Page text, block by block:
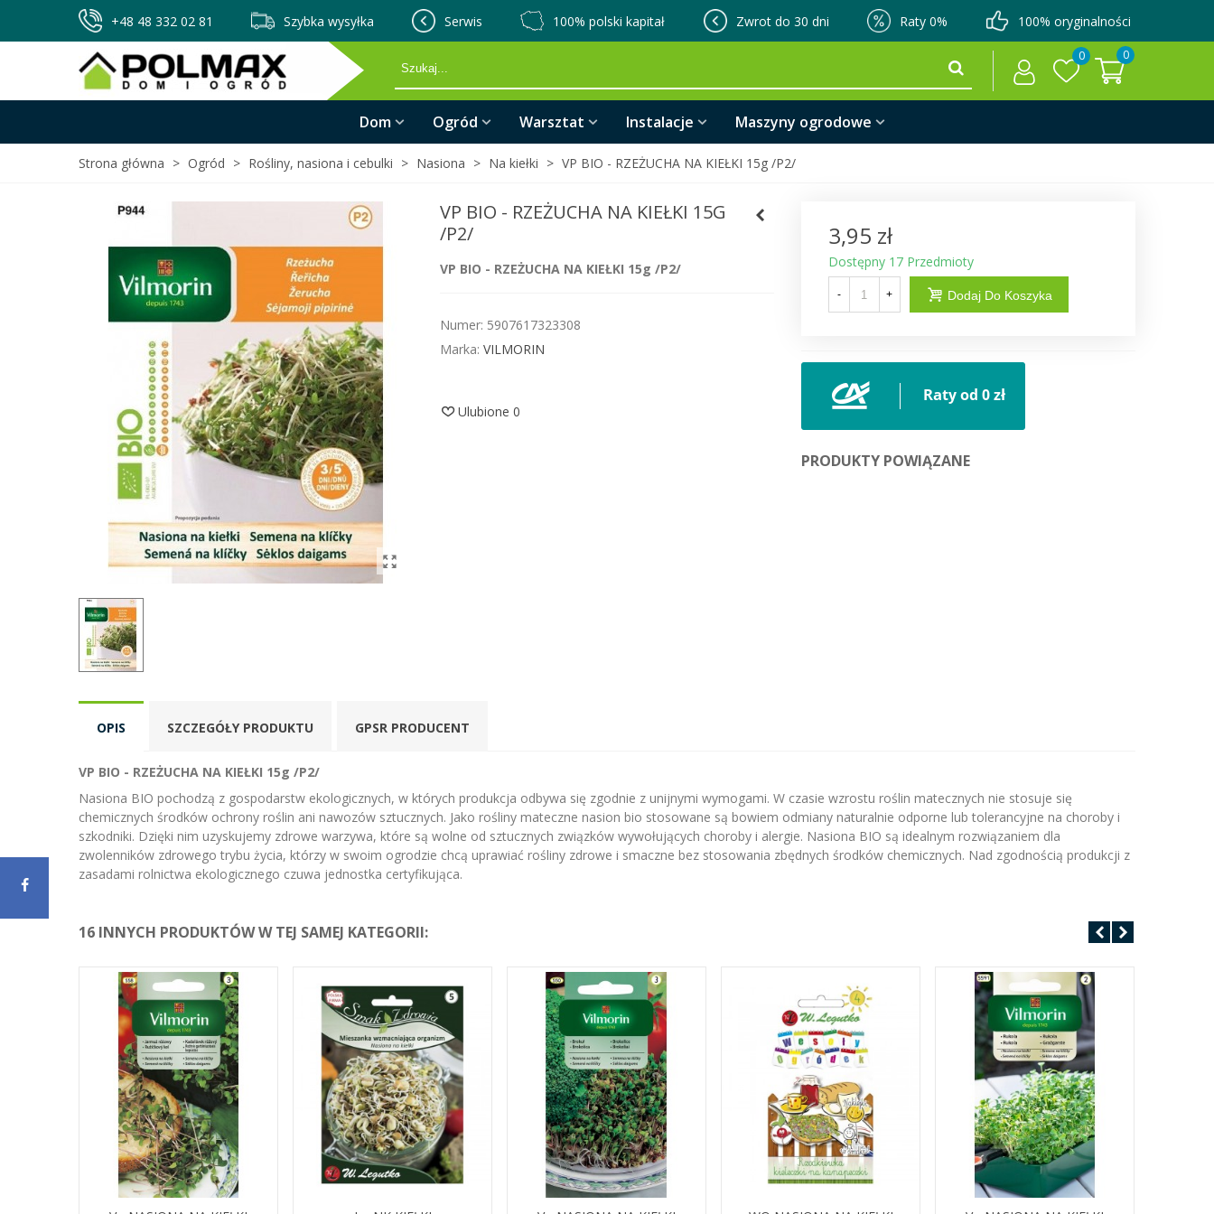
+48 48 332 02 81 Szybka wysyłka Serwis 100% polski kapitał Zwrot do 30 dni Raty 0% 100% oryginalności
0 0
Dom Ogród Warsztat Instalacje Maszyny ogrodowe
Strona główna > Ogród > Rośliny, nasiona i cebulki > Nasiona > Na kiełki > VP BIO - RZEŻUCHA NA KIEŁKI 15g /P2/
VP BIO - RZEŻUCHA NA KIEŁKI 15G
/P2/
VP BIO - RZEŻUCHA NA KIEŁKI 15g /P2/
Numer: 5907617323308
Marka: VILMORIN
Ulubione 0
3,95 zł
Dostępny 17 Przedmioty
- + Dodaj Do Koszyka
PRODUKTY POWIĄZANE
OPIS SZCZEGÓŁY PRODUKTU GPSR PRODUCENT
VP BIO - RZEŻUCHA NA KIEŁKI 15g /P2/
Nasiona BIO pochodzą z gospodarstw ekologicznych, w których produkcja odbywa się zgodnie z unijnymi wymogami. W czasie wzrostu roślin matecznych nie stosuje się
chemicznych środków ochrony roślin ani nawozów sztucznych. Jako rośliny mateczne nasion bio stosowane są bowiem odmiany naturalnie odporne lub tolerancyjne na choroby i
szkodniki. Dzięki nim uzyskujemy zdrowe warzywa, które są wolne od sztucznych związków wywołujących choroby i alergie. Nasiona BIO są idealnym rozwiązaniem dla
zwolenników zdrowego trybu życia, którzy w swoim ogrodzie chcą uprawiać rośliny zdrowe i smaczne bez stosowania zbędnych środków chemicznych. Nad zgodnością produkcji z
zasadami rolnictwa ekologicznego czuwa jednostka certyfikująca.
16 INNYCH PRODUKTÓW W TEJ SAMEJ KATEGORII: